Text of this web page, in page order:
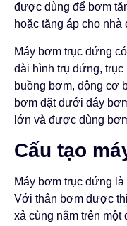
được dùng để bơm
hoặc tăng áp cho nhà
Máy bơm trục đứng
dài hình trụ đứng,
buồng bơm, động cơ
bơm đặt dưới đáy
lớn và được dùng
Cấu tạo
Máy bơm trục đứng
Với thân bơm được
xả cùng nằm trên một